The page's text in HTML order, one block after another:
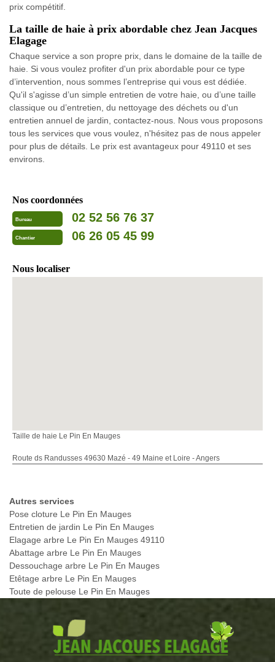
prix compétitif.
La taille de haie à prix abordable chez Jean Jacques
Elagage
Chaque service a son propre prix, dans le domaine de la taille de
haie. Si vous voulez profiter d'un prix abordable pour ce type
d’intervention, nous sommes l’entreprise qui vous est dédiée.
Qu'il s'agisse d’un simple entretien de votre haie, ou d’une taille
classique ou d’entretien, du nettoyage des déchets ou d'un
entretien annuel de jardin, contactez-nous. Nous vous proposons
tous les services que vous voulez, n'hésitez pas de nous appeler
pour plus de détails. Le prix est avantageux pour 49110 et ses
environs.
Nos coordonnées
Bureau 02 52 56 76 37
Chantier 06 26 05 45 99
Nous localiser
Taille de haie Le Pin En Mauges
Route ds Randusses 49630 Mazé - 49 Maine et Loire - Angers
Autres services
Pose cloture Le Pin En Mauges
Entretien de jardin Le Pin En Mauges
Elagage arbre Le Pin En Mauges 49110
Abattage arbre Le Pin En Mauges
Dessouchage arbre Le Pin En Mauges
Etêtage arbre Le Pin En Mauges
Toute de pelouse Le Pin En Mauges